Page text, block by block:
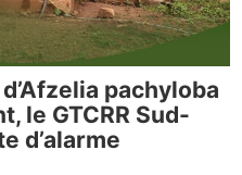
pachyloba
le GTCRR Sud-
d’alarme